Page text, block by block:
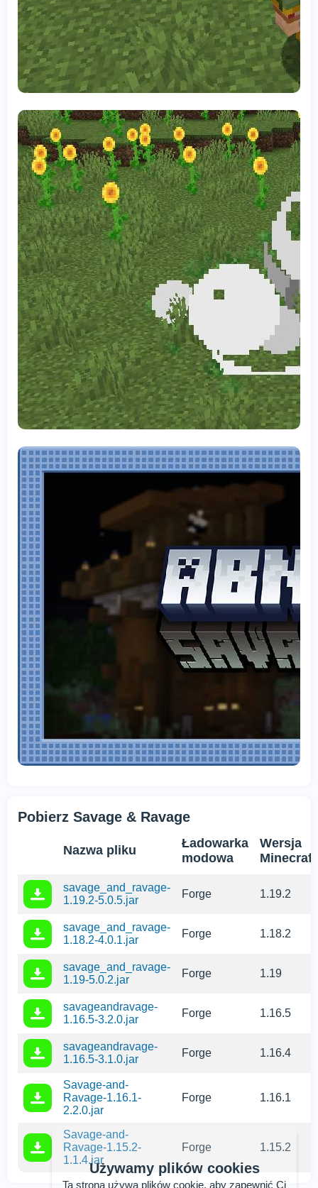
Pobierz Savage & Ravage
Nazwa pliku
Ładowarka
modowa
Wersja
Minecraft
savage_and_ravage-
1.19.2-5.0.5.jar
Forge 1.19.2
savage_and_ravage-
1.18.2-4.0.1.jar
Forge 1.18.2
savage_and_ravage-
1.19-5.0.2.jar
Forge 1.19
savageandravage-
1.16.5-3.2.0.jar
Forge 1.16.5
savageandravage-
1.16.5-3.1.0.jar
Forge 1.16.4
Savage-and-
Ravage-1.16.1-
2.2.0.jar
Forge 1.16.1
Savage-and-
Ravage-1.15.2-
1.1.4.jar
Forge 1.15.2
Używamy plików cookies
Ta strona używa plików cookie, aby zapewnić Ci